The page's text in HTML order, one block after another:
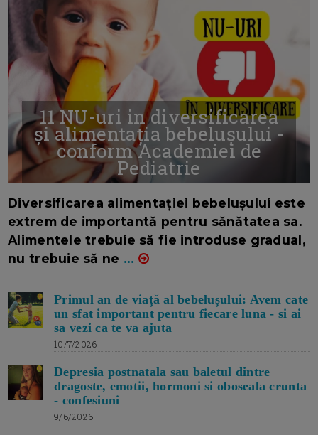
11 NU-uri in diversificarea
și alimentația bebelușului -
conform Academiei de
Pediatrie
Diversificarea alimentației bebelușului este
extrem de importantă pentru sănătatea sa.
Alimentele trebuie să fie introduse gradual,
nu trebuie să ne ...
Primul an de viață al bebelușului: Avem cate
un sfat important pentru fiecare luna - si ai
sa vezi ca te va ajuta
10/7/2026
Depresia postnatala sau baletul dintre
dragoste, emotii, hormoni si oboseala crunta
- confesiuni
9/6/2026